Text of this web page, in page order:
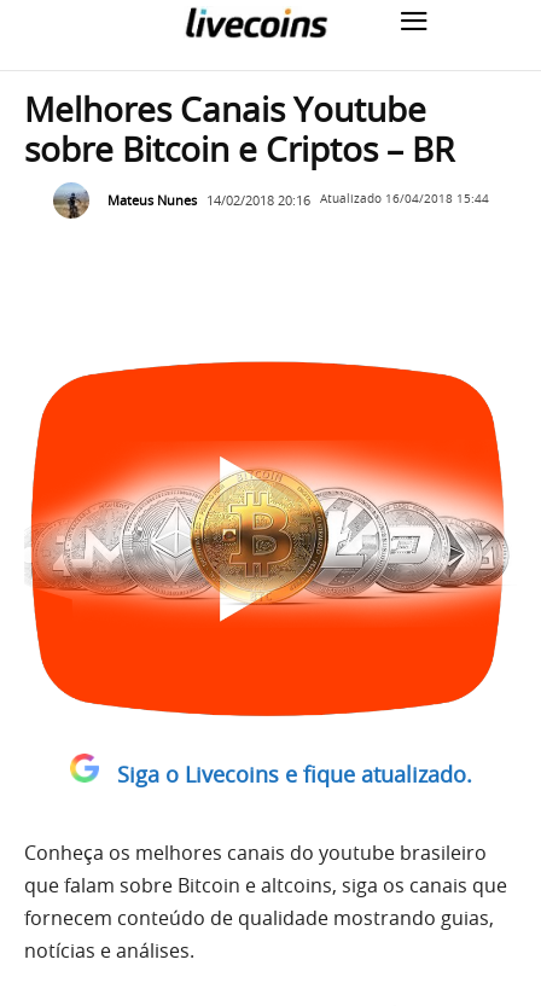
Melhores Canais Youtube
sobre Bitcoin e Criptos – BR
Mateus Nunes 14/02/2018 20:16 Atualizado 16/04/2018 15:44
Siga o Livecoins e fique atualizado.
Conheça os melhores canais do youtube brasileiro
que falam sobre Bitcoin e altcoins, siga os canais que
fornecem conteúdo de qualidade mostrando guias,
notícias e análises.